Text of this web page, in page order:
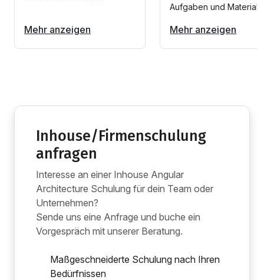
Mehr anzeigen
Aufgaben und
Mehr anzeigen
Inhouse/Firmenschulung
anfragen
Interesse an einer Inhouse Angular
Architecture Schulung für dein Team oder
Unternehmen?
Sende uns eine Anfrage und buche ein
Vorgespräch mit unserer Beratung.
Maßgeschneiderte Schulung nach Ihren
Bedürfnissen